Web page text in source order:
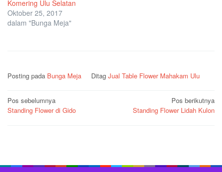
Komering Ulu Selatan
Oktober 25, 2017
dalam "Bunga Meja"
Posting pada Bunga Meja Ditag Jual Table Flower Mahakam Ulu
Navigasi
pos
Pos sebelumnya
Standing Flower di Gido
Pos berikutnya
Standing Flower Lidah Kulon